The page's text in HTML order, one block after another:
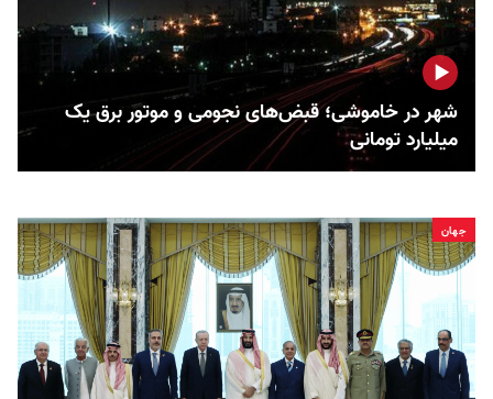
شهر در خاموشی؛ قبض‌های نجومی و موتور برق یک
میلیارد تومانی
جهان